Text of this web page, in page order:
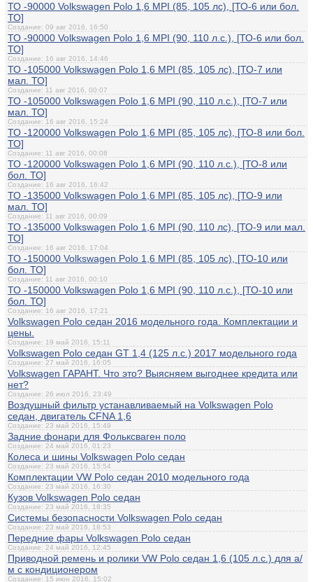
ТО -90000 Volkswagen Polo 1,6 MPI (85, 105 лс), [ТО-6 или бол.
ТО]
Создание: 09 авг 2016, 16:50
ТО -90000 Volkswagen Polo 1,6 MPI (90, 110 л.с.), [ТО-6 или бол.
ТО]
Создание: 16 авг 2016, 14:46
ТО -105000 Volkswagen Polo 1,6 MPI (85, 105 лс), [ТО-7 или
мал. ТО]
Создание: 11 авг 2016, 00:07
ТО -105000 Volkswagen Polo 1,6 MPI (90, 110 л.с.), [ТО-7 или
мал. ТО]
Создание: 16 авг 2016, 15:24
ТО -120000 Volkswagen Polo 1,6 MPI (85, 105 лс), [ТО-8 или бол.
ТО]
Создание: 11 авг 2016, 00:08
ТО -120000 Volkswagen Polo 1,6 MPI (90, 110 л.с.), [ТО-8 или
бол. ТО]
Создание: 16 авг 2016, 16:42
ТО -135000 Volkswagen Polo 1,6 MPI (85, 105 лс), [ТО-9 или
мал. ТО]
Создание: 11 авг 2016, 00:09
ТО -135000 Volkswagen Polo 1,6 MPI (90, 110 лс), [ТО-9 или мал.
ТО]
Создание: 16 авг 2016, 17:04
ТО -150000 Volkswagen Polo 1,6 MPI (85, 105 лс), [ТО-10 или
бол. ТО]
Создание: 11 авг 2016, 00:10
ТО -150000 Volkswagen Polo 1,6 MPI (90, 110 л.с.), [ТО-10 или
бол. ТО]
Создание: 16 авг 2016, 17:21
Volkswagen Polo седан 2016 модельного года. Комплектации и
цены.
Создание: 19 май 2016, 15:11
Volkswagen Polo седан GT 1,4 (125 л.с.) 2017 модельного года
Создание: 27 май 2016, 16:05
Volkswagen ГАРАНТ. Что это? Выясняем выгоднее кредита или
нет?
Создание: 26 июл 2016, 23:49
Воздушный фильтр устанавливаемый на Volkswagen Polo
седан, двигатель CFNA 1,6
Создание: 23 май 2016, 15:49
Задние фонари для Фольксваген поло
Создание: 24 май 2016, 01:23
Колеса и шины Volkswagen Polo седан
Создание: 23 май 2016, 15:54
Комплектации VW Polo седан 2010 модельного года
Создание: 23 май 2016, 16:30
Кузов Volkswagen Polo седан
Создание: 23 май 2016, 18:35
Системы безопасности Volkswagen Polo седан
Создание: 23 май 2016, 18:53
Передние фары Volkswagen Polo седан
Создание: 24 май 2016, 12:45
Приводной ремень и ролики VW Polo седан 1,6 (105 л.с.) для а/
м с кондиционером
Создание: 15 июн 2016, 15:02